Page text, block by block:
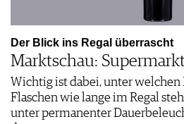
Der Blick ins Regal überrascht
Marktschau:
Wichtig ist dabei, unter
Flaschen wie lange im Regal
unter permanenter